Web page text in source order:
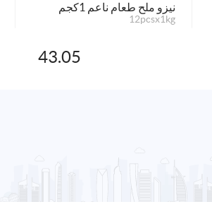
نيزو ملح طعام ناعم 1كجم
12pcsx1kg
43.05